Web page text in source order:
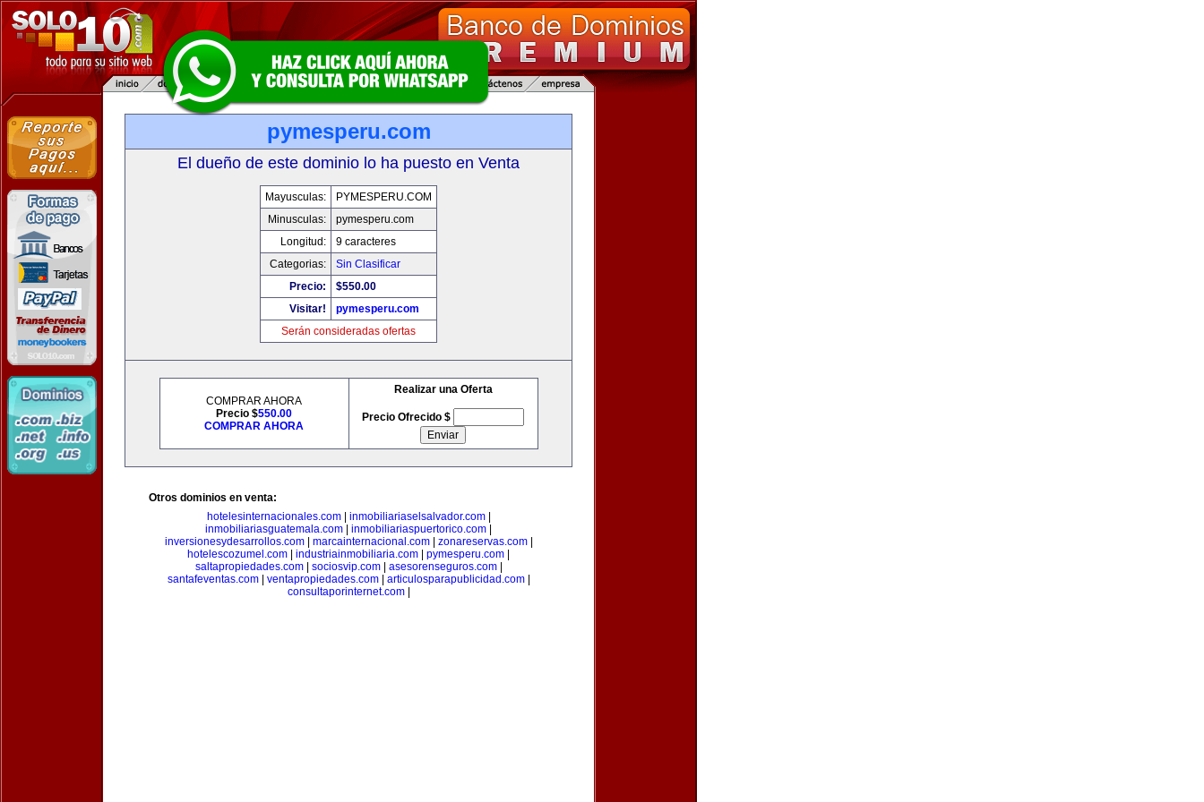
pymesperu.com
El dueño de este dominio lo ha puesto en Venta
Mayusculas:
PYMESPERU.COM
Minusculas:
pymesperu.com
Longitud:
9 caracteres
Categorias:
Sin Clasificar
Precio:
$550.00
Visitar!
pymesperu.com
Serán consideradas ofertas
COMPRAR AHORA
Precio $550.00
COMPRAR AHORA
Realizar una Oferta
Precio Ofrecido $
Otros dominios en venta:
hotelesinternacionales.com| inmobiliariaselsalvador.com|
inmobiliariasguatemala.com
inmobiliariaspuertorico.com
inversionesydesarrollos.com| marcainternacional.com| zonareservas.com|
hotelescozumel.com
industriainmobiliaria.com pymesperu.com
saltapropiedades.com| sociosvip.com| asesorenseguros.com|
santafeventas.com| ventapropiedades.com| articulosparapublicidad.com|
consultaporinternet.com|